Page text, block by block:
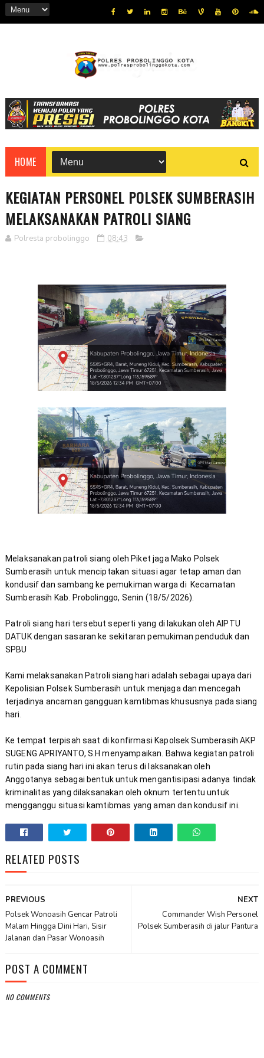
HOME
KEGIATAN PERSONEL POLSEK SUMBERASIH
MELAKSANAKAN PATROLI SIANG
Polresta probolinggo 08:43
Melaksanakan patroli siang oleh Piket jaga Mako Polsek
Sumberasih untuk menciptakan situasi agar tetap aman dan
kondusif dan sambang ke pemukiman warga di  Kecamatan
Patroli siang hari tersebut seperti yang di lakukan oleh AIPTU
DATUK dengan sasaran ke sekitaran pemukiman penduduk dan
Kami melaksanakan Patroli siang hari adalah sebagai upaya dari
Kepolisian Polsek Sumberasih untuk menjaga dan mencegah
terjadinya ancaman gangguan kamtibmas khususnya pada siang
Ke tempat terpisah saat di konfirmasi Kapolsek Sumberasih AKP
SUGENG APRIYANTO, S.H menyampaikan. Bahwa kegiatan patroli
rutin pada siang hari ini akan terus di laksanakan oleh
Anggotanya sebagai bentuk untuk mengantisipasi adanya tindak
kriminalitas yang dilaksanakan oleh oknum tertentu untuk
mengganggu situasi kamtibmas yang aman dan kondusif ini.
RELATED POSTS
NEXT
Commander Wish Personel
Polsek Sumberasih di jalur Pantura
PREVIOUS
Polsek Wonoasih Gencar Patroli
Malam Hingga Dini Hari, Sisir
Jalanan dan Pasar Wonoasih
POST A COMMENT
NO COMMENTS